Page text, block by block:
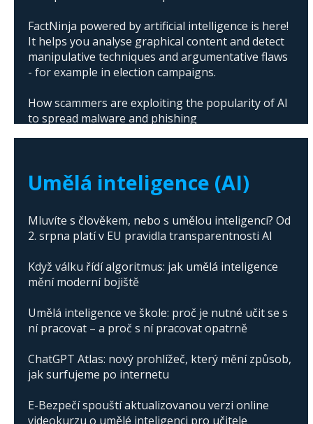
FactNinja powered by artificial intelligence is here!
It helps you analyse graphical content and detect
manipulative techniques and argumentative flaws
- for example in election campaigns.
How scammers are exploiting the popularity of AI
to spread malware and phishing
Umělá inteligence (AI)
Mluvíte s člověkem, nebo s umělou inteligencí? Od
2. srpna platí v EU pravidla transparentnosti AI
Když válku řídí algoritmus: jak umělá inteligence
mění moderní bojiště
Umělá inteligence ve škole: proč je nutné učit se s
ní pracovat – a proč s ní pracovat opatrně
ChatGPT Atlas: nový prohlížeč, který mění způsob,
jak surfujeme po internetu
E-Bezpečí spouští aktualizovanou verzi online
videokurzu o umělé inteligenci pro učitele